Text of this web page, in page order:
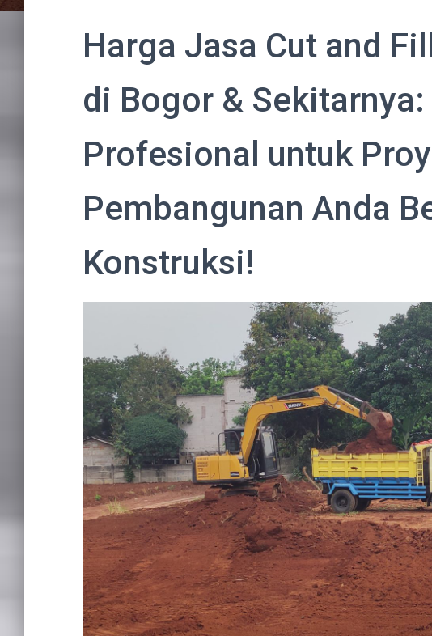
Harga Jasa Cut and
di Bogor &
Profesional untuk
Pembangunan Anda
Konstruksi!